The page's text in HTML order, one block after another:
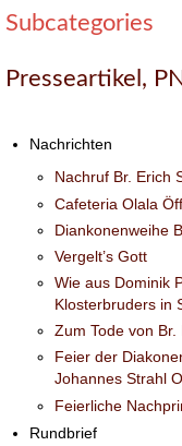
Subcategories
Presseartikel,
Nachrichten
Nachruf Br. Erich
Cafeteria Olala
Diankonenweihe
Vergelt’s Gott
Wie aus Dominik
Klosterbruders in
Zum Tode von
Feier der
Johannes Strahl
Feierliche
Rundbrief